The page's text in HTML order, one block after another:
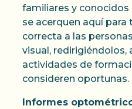
familiares y conocidos
se acerquen aquí
correcta a las
visual, redirigiéndolos,
actividades de
consideren oportunas.
Informes